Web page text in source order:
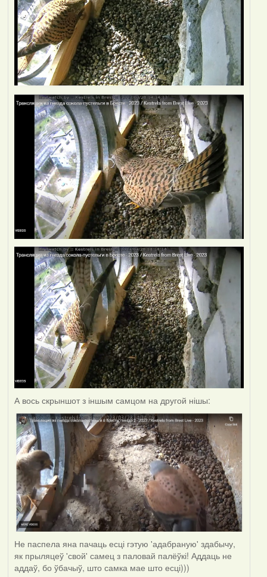
А вось скрыншот з іншым самцом на другой нішы:
Не паспела яна пачаць есці гэтую 'адабраную' здабычу,
як прыляцеў 'свой' самец з паловай палёўкі! Аддаць не
аддаў, бо ўбачыў, што самка мае што есці)))